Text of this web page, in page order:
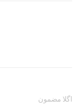
اگلا مضمون